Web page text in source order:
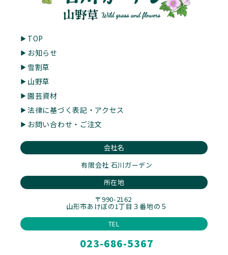
TOP
お知らせ
雪割草
山野草
園芸資材
法律に基づく表記・アクセス
お問い合わせ・ご注文
会社名
有限会社 石川ガーデン
所在地
〒990-2162
山形市あけぼの1丁目３番地の５
TEL
023-686-5367